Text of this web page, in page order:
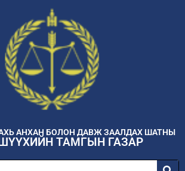
АНХАН БОЛОН ДАВЖ ЗААЛДАХ ШАТНЫ
ТАМГЫН ГАЗАР